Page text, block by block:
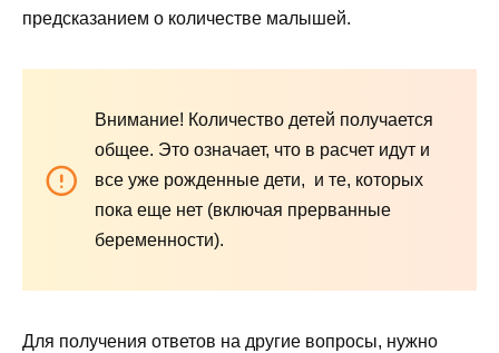
предсказанием о количестве малышей.
Внимание! Количество детей получается
общее. Это означает, что в расчет идут и
все уже рожденные дети, и те, которых
пока еще нет (включая прерванные
беременности).
Для получения ответов на другие вопросы, нужно